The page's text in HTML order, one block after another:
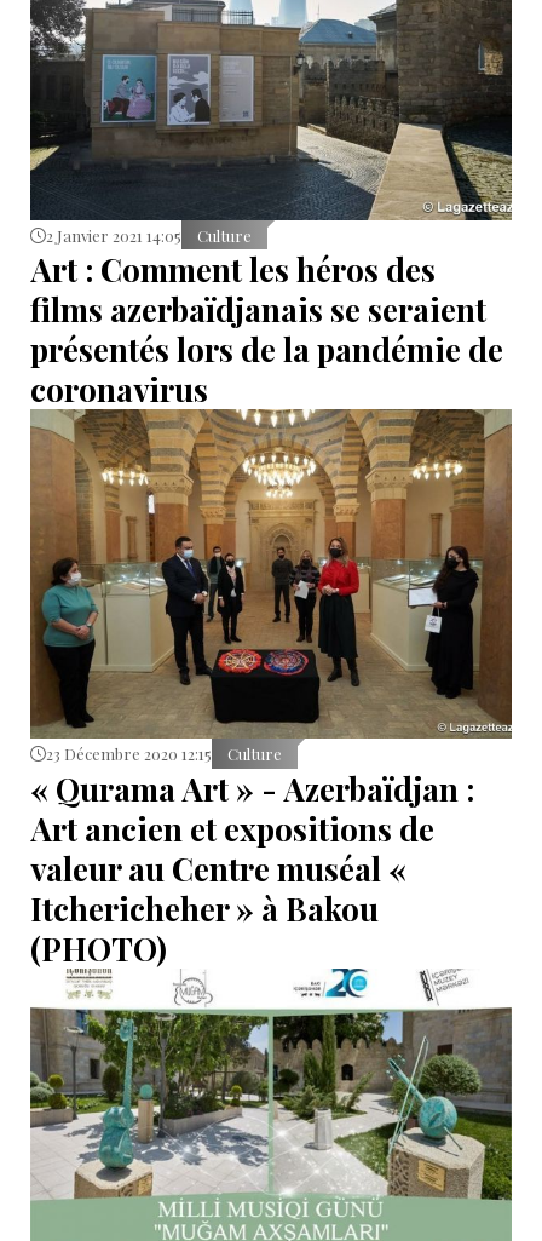
2 Janvier 2021 14:05 Culture
Art : Comment les héros des
films azerbaïdjanais se seraient
présentés lors de la pandémie de
coronavirus
23 Décembre 2020 12:15 Culture
« Qurama Art » - Azerbaïdjan :
Art ancien et expositions de
valeur au Centre muséal «
Itchericheher » à Bakou
(PHOTO)